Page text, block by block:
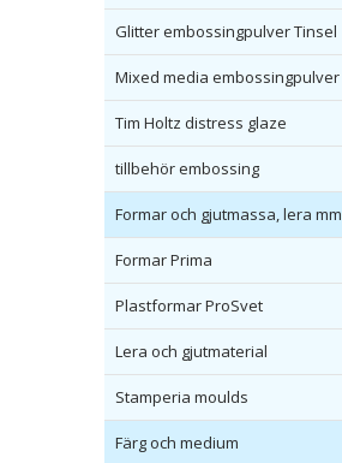
Glitter embossingpulver Tinsel
Mixed media embossingpulver
Tim Holtz distress glaze
tillbehör embossing
Formar och gjutmassa, lera mm
Formar Prima
Plastformar ProSvet
Lera och gjutmaterial
Stamperia moulds
Färg och medium